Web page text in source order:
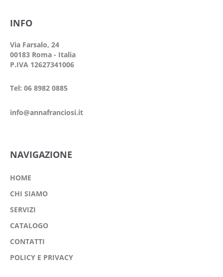
INFO
Via Farsalo, 24
00183 Roma - Italia
P.IVA 12627341006
Tel: 06 8982 0885
info@annafranciosi.it
NAVIGAZIONE
HOME
CHI SIAMO
SERVIZI
CATALOGO
CONTATTI
POLICY E PRIVACY